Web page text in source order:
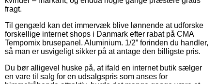
fragt.
Til gengæld kan det immervæk blive lønnende at udforske
forskellige internet shops i Danmark efter rabat på CMA
Tempomix brusepanel. Aluminium. 1/2” forinden du handler,
så man er usvigeligt sikker på at antage den billigste pris.
Du bør alligevel huske på, at ifald en internet butik sælger
en vare til salg for en udsalgspris som anses for